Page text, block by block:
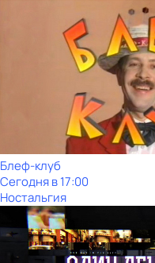
Блеф-клуб
Сегодня в 17:00
Ностальгия